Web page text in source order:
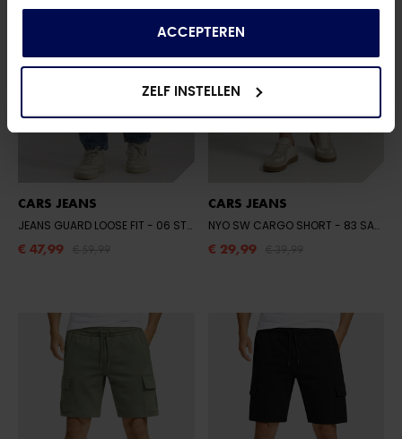
die ze hebben verzameld op basis van uw gebruik
ACCEPTEREN
ZELF INSTELLEN
CARS JEANS
JEANS GUARD LOOSE FIT - 06 STONE USED
€ 47,99
CARS JEANS
NYO SW CARGO SHORT - 83 SAND
€ 29,99